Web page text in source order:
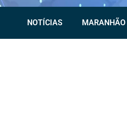
NOTÍCIAS MARANHÃO